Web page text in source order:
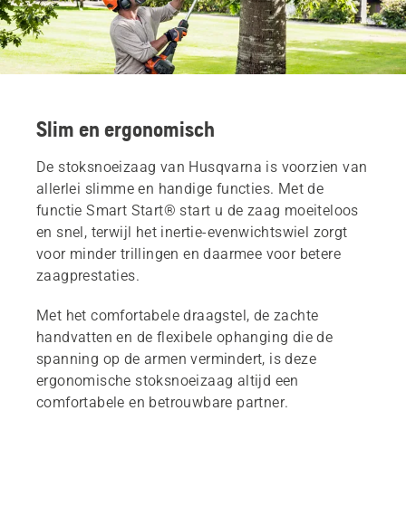
Slim en ergonomisch
De stoksnoeizaag van Husqvarna is voorzien van
allerlei slimme en handige functies. Met de
functie Smart Start® start u de zaag moeiteloos
en snel, terwijl het inertie-evenwichtswiel zorgt
voor minder trillingen en daarmee voor betere
zaagprestaties.
Met het comfortabele draagstel, de zachte
handvatten en de flexibele ophanging die de
spanning op de armen vermindert, is deze
ergonomische stoksnoeizaag altijd een
comfortabele en betrouwbare partner.